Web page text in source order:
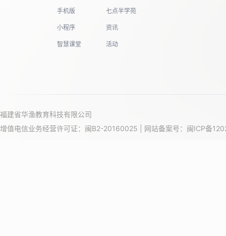
手机版
小程序
智慧课堂
七点半学苑
资讯
活动
福建省华渔教育科技有限公司
增值电信业务经营许可证：闽B2-20160025 | 网站备案号： 闽ICP备